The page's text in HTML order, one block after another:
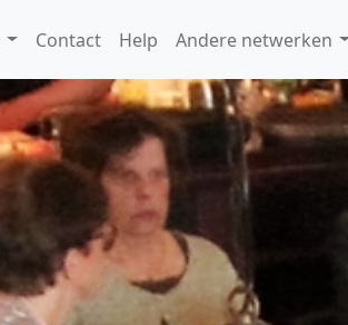
Contact Help Andere netwerken